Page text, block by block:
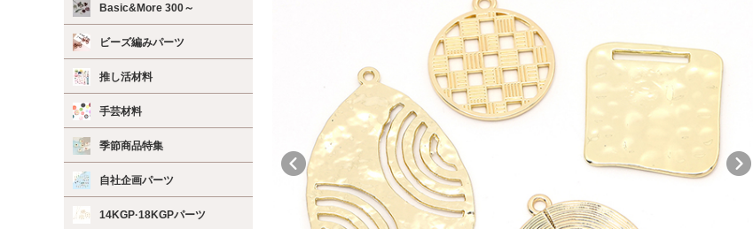
Basic&More 300～
ビーズ編みパーツ
推し活材料
手芸材料
季節商品特集
自社企画パーツ
14KGP·18KGPパーツ